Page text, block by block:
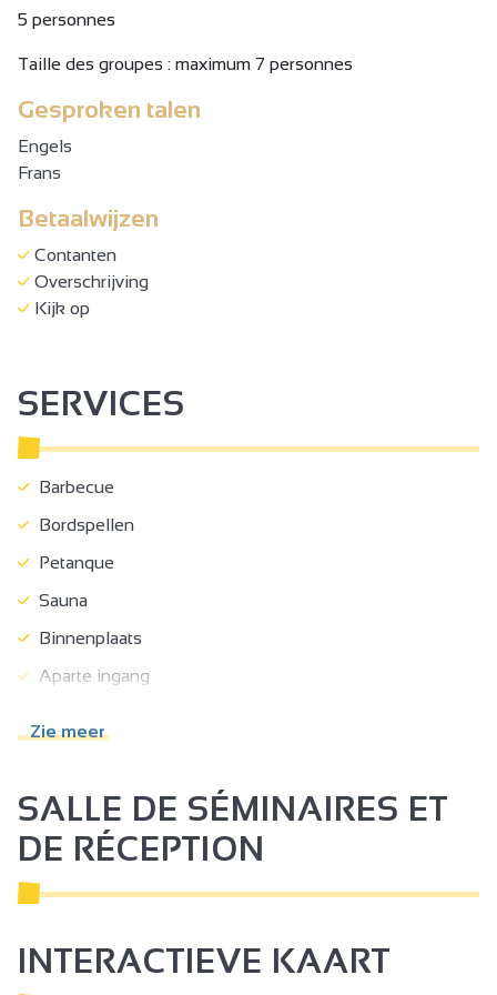
5 personnes
Taille des groupes : maximum 7 personnes
Gesproken talen
Engels
Frans
Betaalwijzen
Contanten
Overschrijving
Kijk op
SERVICES
Barbecue
Bordspellen
Petanque
Sauna
Binnenplaats
Aparte ingang
Tuin
Onafhankelijke tuin
Afdak voor fiets of mountainbike
Vrijstaande woning
Zie meer
SALLE DE SÉMINAIRES ET
DE RÉCEPTION
INTERACTIEVE KAART